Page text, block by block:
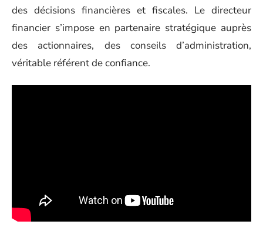
des décisions financières et fiscales. Le directeur
financier s’impose en partenaire stratégique auprès
des actionnaires, des conseils d’administration,
véritable référent de confiance.